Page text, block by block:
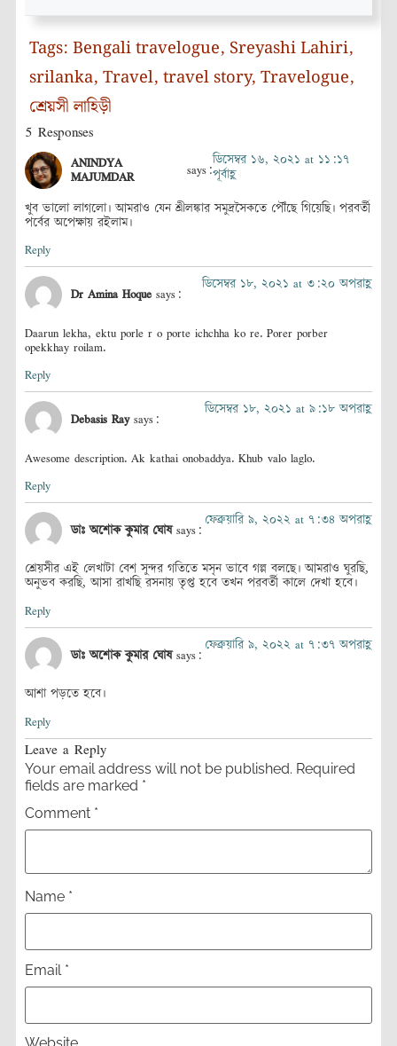
Tags: Bengali travelogue, Sreyashi Lahiri,
srilanka, Travel, travel story, Travelogue,
শ্রেয়সী লাহিড়ী
5 Responses
ANINDYA
MAJUMDAR says:
ডিসেম্বর ১৬, ২০২১ at ১১:১৭
পূর্বাহ্ণ
খুব ভালো লাগলো। আমরাও যেন শ্রীলঙ্কার সমুদ্রসৈকতে পৌঁছে গিয়েছি। পরবর্তী
পর্বের অপেক্ষায় রইলাম।
Reply
Dr Amina Hoque says:
ডিসেম্বর ১৮, ২০২১ at ৩:২০ অপরাহ্ণ
Daarun lekha, ektu porle r o porte ichchha ko re. Porer porber
opekkhay roilam.
Reply
Debasis Ray says:
ডিসেম্বর ১৮, ২০২১ at ৯:১৮ অপরাহ্ণ
Awesome description. Ak kathai onobaddya. Khub valo laglo.
Reply
ডাঃ অশোক কুমার ঘোষ says:
ফেব্রুয়ারি ৯, ২০২২ at ৭:৩৪ অপরাহ্ণ
শ্রেয়সীর এই লেখাটা বেশ সুন্দর গতিতে মসৃন ভাবে গল্প বলছে। আমরাও ঘুরছি,
অনুভব করছি, আসা রাখছি রসনায় তৃপ্ত হবে তখন পরবর্তী কালে দেখা হবে।
Reply
ডাঃ অশোক কুমার ঘোষ says:
ফেব্রুয়ারি ৯, ২০২২ at ৭:৩৭ অপরাহ্ণ
আশা পড়তে হবে।
Reply
Leave a Reply
Your email address will not be published. Required
fields are marked *
Comment *
Name *
Email *